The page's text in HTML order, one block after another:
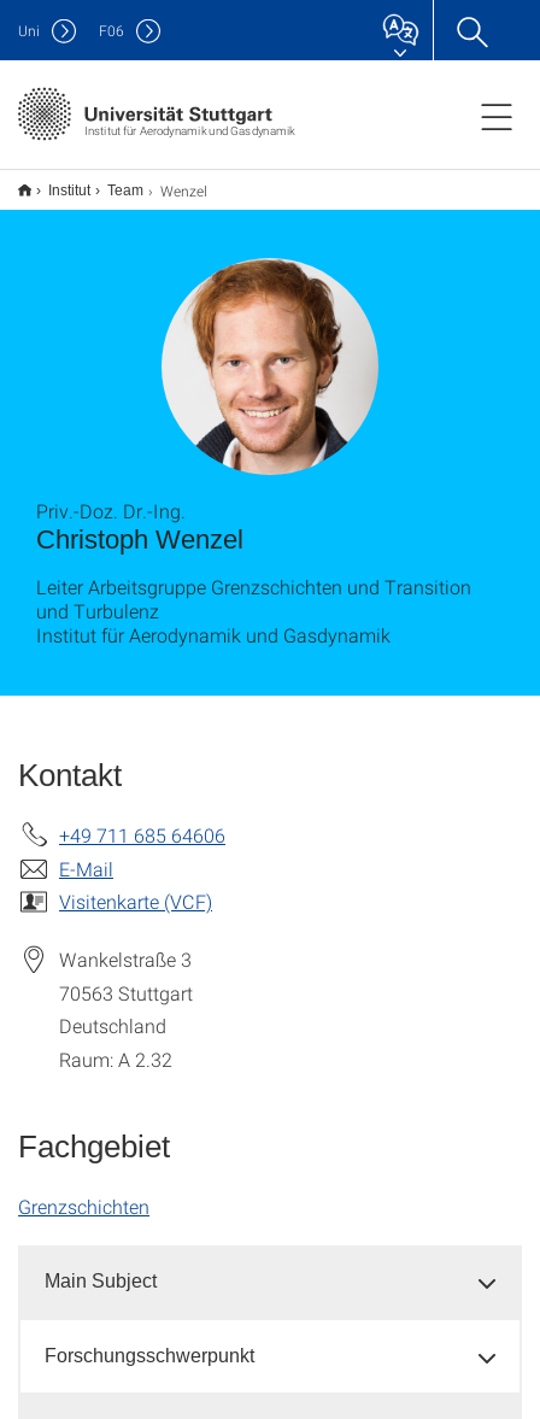
Institut für Aerodynamik und Gasdynamik
Uni F06
Institut Team Wenzel
Christoph Wenzel
Priv.-Doz. Dr.-Ing.
Leiter Arbeitsgruppe Grenzschichten und Transition
und Turbulenz
Institut für Aerodynamik und Gasdynamik
Kontakt
+49 711 685 64606
E-Mail
Visitenkarte (VCF)
Wankelstraße 3
70563 Stuttgart
Deutschland
Raum: A 2.32
Fachgebiet
Grenzschichten
Main Subject
Forschungsschwerpunkt